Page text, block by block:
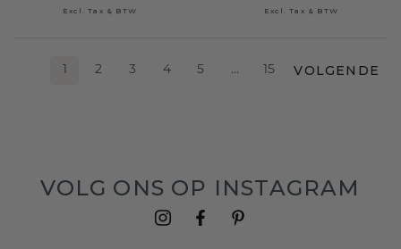
Excl. Tax & BTW Excl. Tax & BTW
1 2 3 4 5 … 15 VOLGENDE
VOLG ONS OP INSTAGRAM